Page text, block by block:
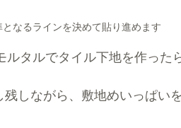
なるラインを決めて貼り進めます
タルでタイル下地を作った
しながら、敷地めいっぱい